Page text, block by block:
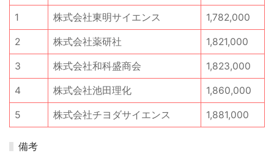
1 株式会社東明サイエンス 1,782,000
2 株式会社薬研社 1,821,000
3 株式会社和科盛商会 1,823,000
4 株式会社池田理化 1,860,000
5 株式会社チヨダサイエンス 1,881,000
備考